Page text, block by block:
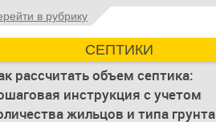
Общие сведения об антисептиках
Антисептик для выгребных ям – это
специальные препараты, которые
в рубрику
СЕПТИКИ
рассчитать объем септика:
инструкция с учетом
жильцов и типа грунта